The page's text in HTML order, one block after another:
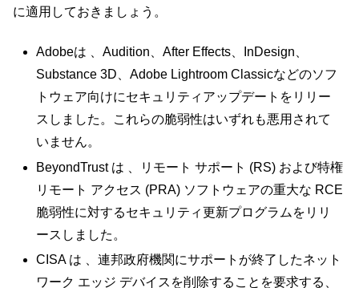
に適用しておきましょう。
Adobeは 、Audition、After Effects、InDesign、
Substance 3D、Adobe Lightroom Classicなどのソフ
トウェア向けにセキュリティアップデートをリリー
スしました。これらの脆弱性はいずれも悪用されて
いません。
BeyondTrust は 、リモート サポート (RS) および特権
リモート アクセス (PRA) ソフトウェアの重大な RCE
脆弱性に対するセキュリティ更新プログラムをリリ
ースしました。
CISA は 、連邦政府機関にサポートが終了したネット
ワーク エッジ デバイスを削除することを要求する、